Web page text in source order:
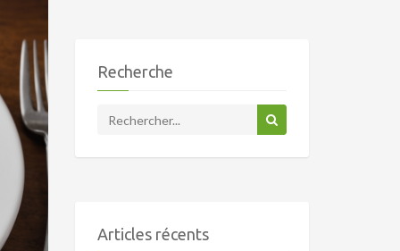
Recherche
Articles récents